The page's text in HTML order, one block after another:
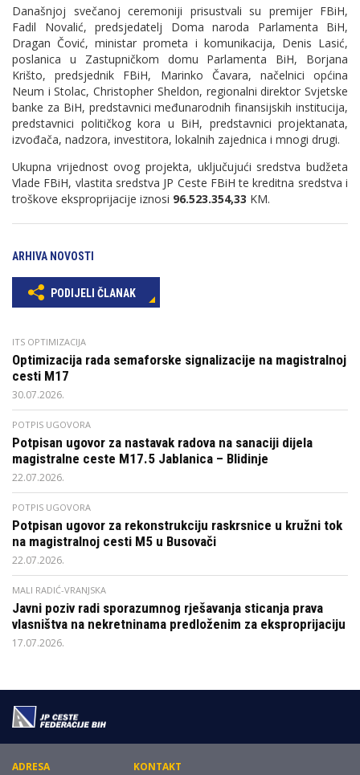
Današnjoj svečanoj ceremoniji prisustvali su premijer FBiH,
Fadil Novalić, predsjedatelj Doma naroda Parlamenta BiH,
Dragan Čović, ministar prometa i komunikacija, Denis Lasić,
poslanica u Zastupničkom domu Parlamenta BiH, Borjana
Krišto, predsjednik FBiH, Marinko Čavara, načelnici općina
Neum i Stolac, Christopher Sheldon, regionalni direktor Svjetske
banke za BiH, predstavnici međunarodnih finansijskih institucija,
predstavnici političkog kora u BiH, predstavnici projektanata,
izvođača, nadzora, investitora, lokalnih zajednica i mnogi drugi.
Ukupna vrijednost ovog projekta, uključujući sredstva budžeta
Vlade FBiH, vlastita sredstva JP Ceste FBiH te kreditna sredstva i
troškove eksproprijacije iznosi 96.523.354,33 KM.
ARHIVA NOVOSTI
PODIJELI ČLANAK
ITS OPTIMIZACIJA
Optimizacija rada semaforske signalizacije na magistralnoj
cesti M17
30.07.2026.
POTPIS UGOVORA
Potpisan ugovor za nastavak radova na sanaciji dijela
magistralne ceste M17.5 Jablanica – Blidinje
22.07.2026.
POTPIS UGOVORA
Potpisan ugovor za rekonstrukciju raskrsnice u kružni tok
na magistralnoj cesti M5 u Busovači
22.07.2026.
MALI RADIĆ-VRANJSKA
Javni poziv radi sporazumnog rješavanja sticanja prava
vlasništva na nekretninama predloženim za eksproprijaciju
17.07.2026.
ADRESA KONTAKT